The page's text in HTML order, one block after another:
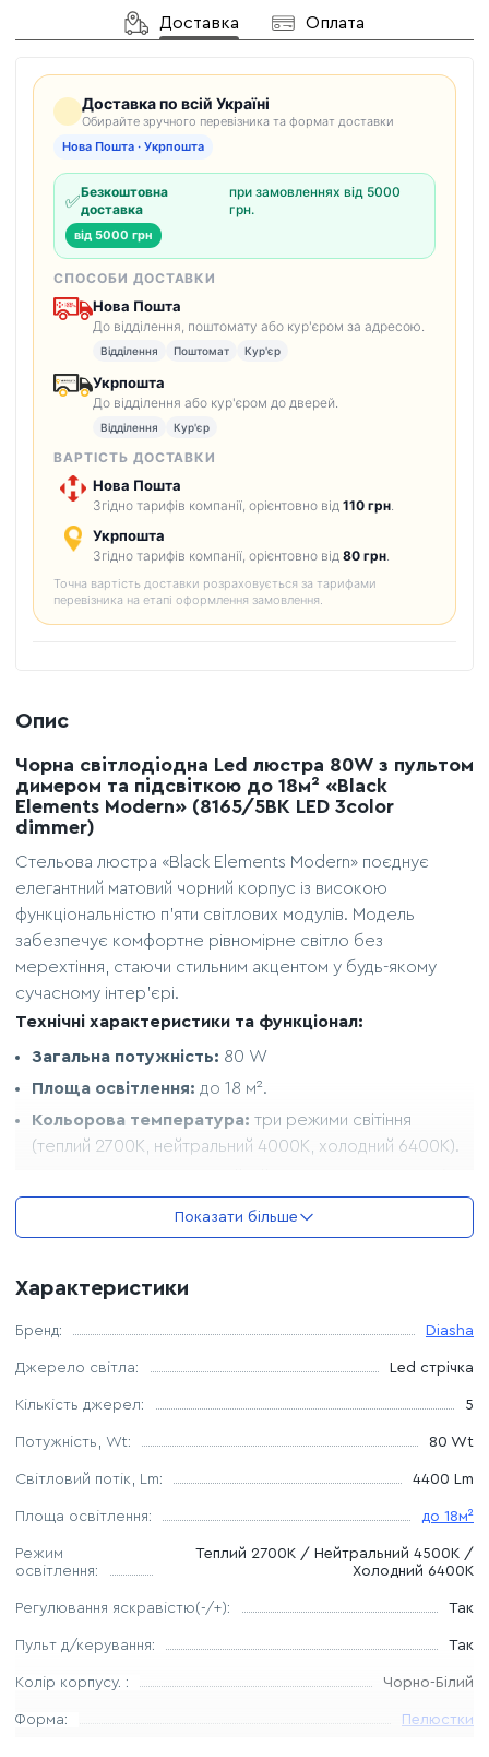
Доставка Оплата
Доставка по всій Україні
Обирайте зручного перевізника та формат доставки
Нова Пошта · Укрпошта
✅Безкоштовна
доставка
при замовленнях від 5000
грн.
від 5000 грн
СПОСОБИ ДОСТАВКИ
Нова Пошта
До відділення, поштомату або кур'єром за адресою.
Відділення Поштомат Кур'єр
Укрпошта
До відділення або кур'єром до дверей.
Відділення Кур'єр
ВАРТІСТЬ ДОСТАВКИ
Нова Пошта
Згідно тарифів компанії, орієнтовно від 110 грн
Укрпошта
Згідно тарифів компанії, орієнтовно від 80 грн
Точна вартість доставки розраховується за тарифами
перевізника на етапі оформлення замовлення.
Опис
Чорна світлодіодна Led люстра 80W з пультом
димером та підсвіткою до 18м² «Black
Elements Modern» (8165/5BK LED 3color
dimmer)
Стельова люстра «Black Elements Modern» поєднує
елегантний матовий чорний корпус із високою
функціональністю п'яти світлових модулів. Модель
забезпечує комфортне рівномірне світло без
мерехтіння, стаючи стильним акцентом у будь-якому
сучасному інтер'єрі.
Технічні характеристики та функціонал:
Загальна потужність: 80 W
Площа освітлення: до 18 м².
Кольорова температура: три режими світіння
(теплий 2700K, нейтральний 4000K, холодний 6400K).
Оснащення:димер для плавного налаштування
Розміри та конструктивні параметри:
середніх стель).
Тип кріплення:стельова монтажна планка.
Матеріали:міцний металевий каркас та високоякісні
Переваги моделі «Black Elements Modern»:
Ультратонкий профіль:Висота всього 8 см дозволяє
зберегти максимум простору, що робить люстру
ідеальною для натяжних та підвісних систем.
Енергоефективність:
світлодіодній стрічці.
Зручний смарт-контроль:Комплектний пульт дає
Показати більше
Характеристики
Бренд: Diasha
Джерело світла: Led стрічка
Кількість джерел: 5
Потужність, Wt: 80 Wt
Світловий потік, Lm: 4400 Lm
Площа освітлення: до 18м²
Режим
освітлення:
Теплий 2700К / Нейтральний 4500К /
Холодний 6400К
Регулювання яскравістю(-/+): Так
Пульт д/керування: Так
Колір корпусу. : Чорно-Білий
Форма: Пелюстки